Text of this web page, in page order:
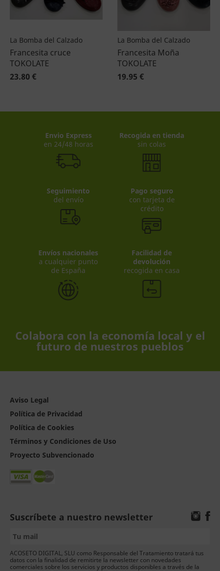
La Bomba del Calzado
Francesita cruce
TOKOLATE
23.80 €
La Bomba del Calzado
Francesita Moña
TOKOLATE
19.95 €
Envio Express
en 24/48 horas
Recogida en tienda
sin colas
Seguimiento
del envío
Pago seguro
con tarjeta de
crédito
Envíos nacionales
a cualquier punto
de España
Facilidad de
devolución
recogida en casa
Colabora con la economía local y el
futuro de nuestros pueblos
Aviso Legal
Política de Privacidad
Política de Cookies
Términos y Condiciones de Uso
Proyecto Subvencionado
Suscríbete a nuestro newsletter
ACOSETO DIGITAL, SLU como Responsable del Tratamiento tratará tus
datos con la finalidad de remitirte la newsletter con novedades
comerciales sobre los servicios y productos disponibles a través de la